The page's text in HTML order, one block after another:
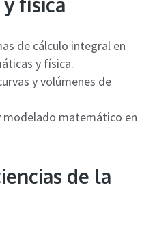
de cálculo integral en
y física.
y volúmenes de
modelado matemático en
de la